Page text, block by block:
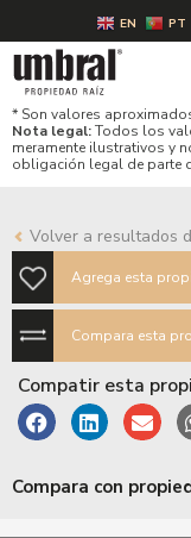
al
contenido
EN PT
* Son valores
Nota legal:Todos los
meramente ilustrativos y
obligación legal de parte
Volver a resultados
Agrega esta
Compara esta
Compatir esta
Compara con